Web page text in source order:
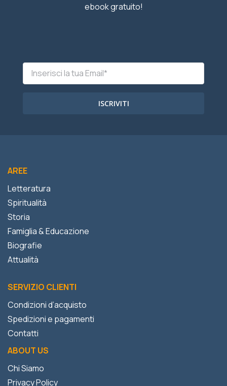
ebook gratuito!
ISCRIVITI
AREE
Letteratura
Spiritualità
Storia
Famiglia & Educazione
Biografie
Attualità
SERVIZIO CLIENTI
Condizioni d’acquisto
Spedizioni e pagamenti
Contatti
ABOUT US
Chi Siamo
Privacy Policy